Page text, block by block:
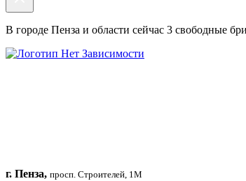
В городе Пенза и области сейчас 3 свободные
г. Пенза, просп. Строителей, 1М